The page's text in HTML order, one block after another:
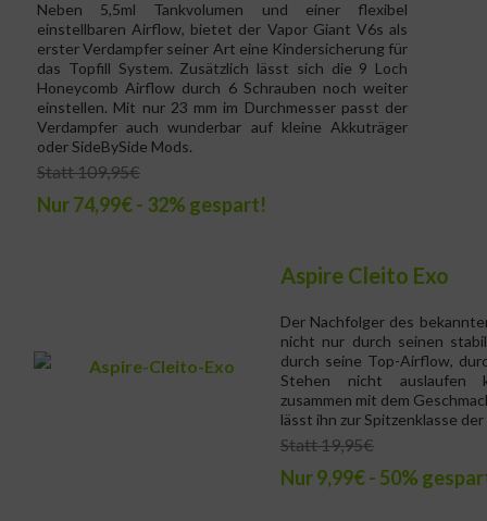
Neben 5,5ml Tankvolumen und einer flexibel
einstellbaren Airflow, bietet der Vapor Giant V6s als
erster Verdampfer seiner Art eine Kindersicherung für
das Topfill System. Zusätzlich lässt sich die 9 Loch
Honeycomb Airflow durch 6 Schrauben noch weiter
einstellen. Mit nur 23 mm im Durchmesser passt der
Verdampfer auch wunderbar auf kleine Akkuträger
oder SideBySide Mods.
Statt 109,95€
Nur 74,99€ - 32% gespart!
Aspire Cleito Exo
Der Nachfolger des
nicht nur durch seinen
durch seine Top-Airflow,
Stehen nicht auslaufen
zusammen mit dem
lässt ihn zur Spitzenklasse
Statt 19,95€
Nur 9,99€ - 50%